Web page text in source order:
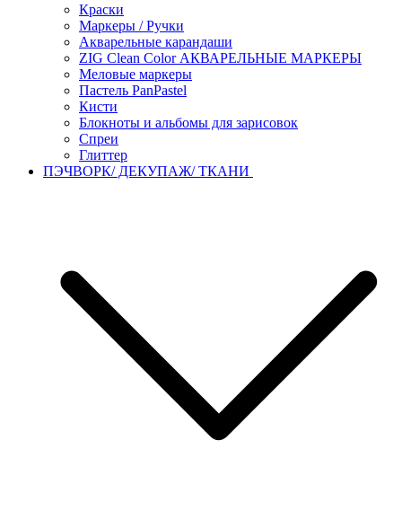
Краски
Маркеры / Ручки
Акварельные карандаши
ZIG Clean Color АКВАРЕЛЬНЫЕ МАРКЕРЫ
Меловые маркеры
Пастель PanPastel
Кисти
Блокноты и альбомы для зарисовок
Спреи
Глиттер
ПЭЧВОРК/ ДЕКУПАЖ/ ТКАНИ